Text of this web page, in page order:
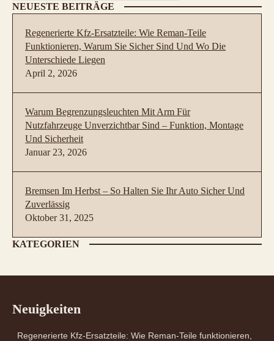
NEUESTE BEITRÄGE
Regenerierte Kfz-Ersatzteile: Wie Reman-Teile
Funktionieren, Warum Sie Sicher Sind Und Wo Die
Unterschiede Liegen
April 2, 2026
Warum Begrenzungsleuchten Mit Arm Für
Nutzfahrzeuge Unverzichtbar Sind – Funktion, Montage
Und Sicherheit
Januar 23, 2026
Bremsen Im Herbst – So Halten Sie Ihr Auto Sicher Und
Zuverlässig
Oktober 31, 2025
KATEGORIEN
Neuigkeiten
Regenerierte Kfz-Ersatzteile: Wie Reman-Teile funktionieren,